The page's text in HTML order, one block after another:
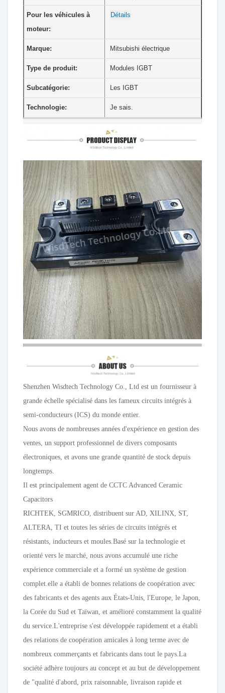
Pour les véhicules à
moteur:
Détails
Marque: Mitsubishi électrique
Type de produit: Modules IGBT
Subcatégorie: Les IGBT
Technologie: Je sais.
Shenzhen Wisdtech Technology Co., Ltd est un fournisseur à
grande échelle spécialisé dans les fameux circuits intégrés à
semi-conducteurs (ICS) du monde entier.
Nous avons de nombreuses années d'expérience en gestion des
ventes, un support professionnel de divers composants
électroniques, et avons une grande quantité de stock depuis
longtemps.
Il est principalement agent de CCTC Advanced Ceramic
Capacitors
RICHTEK, SGMRICO, distribuent sur AD, XILINX, ST,
ALTERA, TI et toutes les séries de circuits intégrés et
résistants, inducteurs et moules.Basé sur la technologie et
orienté vers le marché, nous avons accumulé une riche
expérience commerciale et a formé un système de gestion
complet.elle a établi de bonnes relations de coopération avec
des fabricants et des agents aux États-Unis, l'Europe, le Japon,
la Corée du Sud et Taïwan, et amélioré constamment la qualité
du service.L'entreprise s'est développée rapidement et a établi
des relations de coopération amicales à long terme avec de
nombreux commerçants et fabricants dans tout le pays.La
société adhère toujours au concept et au but de développement
de "qualité d'abord, prix raisonnable, livraison rapide et